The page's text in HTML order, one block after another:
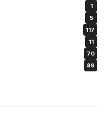
1
5
117
11
70
89